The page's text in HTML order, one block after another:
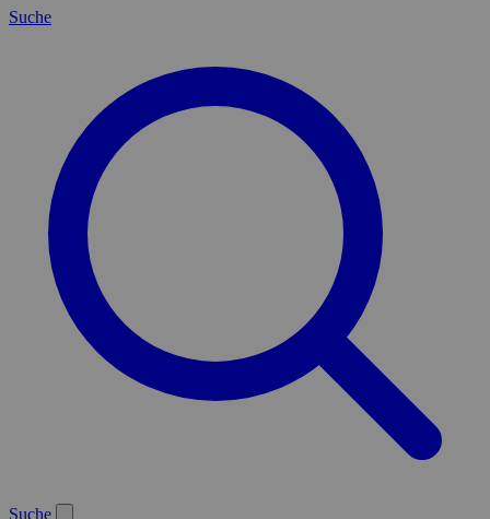
Suche
Suche